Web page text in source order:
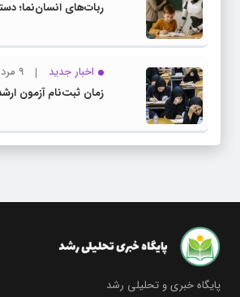
ربات‌های انسان‌نما؛
اخبار جدید
۹ مرداد ۱۴۰۵
زمان ثبت‌نام آزمون
پایگاه خبری و تحلیلی رشد